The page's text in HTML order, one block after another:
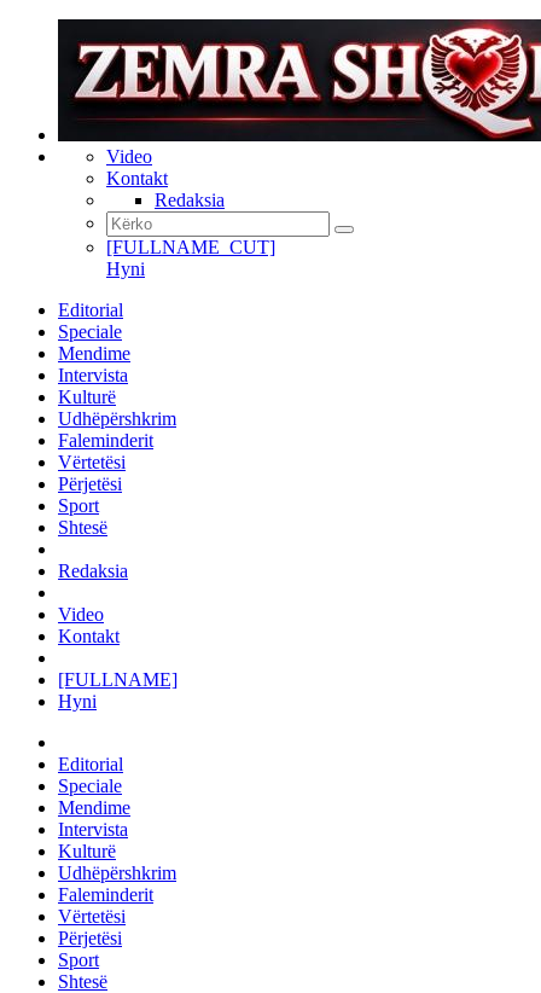
Video
Kontakt
Redaksia
[FULLNAME_CUT]
Hyni
Editorial
Speciale
Mendime
Intervista
Kulturë
Udhëpërshkrim
Faleminderit
Vërtetësi
Përjetësi
Sport
Shtesë
Redaksia
Video
Kontakt
[FULLNAME]
Hyni
Editorial
Speciale
Mendime
Intervista
Kulturë
Udhëpërshkrim
Faleminderit
Vërtetësi
Përjetësi
Sport
Shtesë